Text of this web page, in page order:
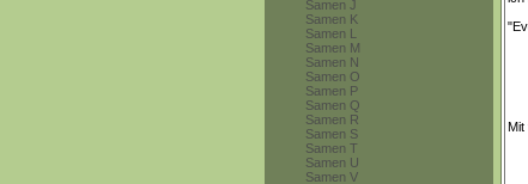
Samen J
Samen K
Samen L
Samen M
Samen N
Samen O
Samen P
Samen Q
Samen R
Samen S
Samen T
Samen U
Samen V